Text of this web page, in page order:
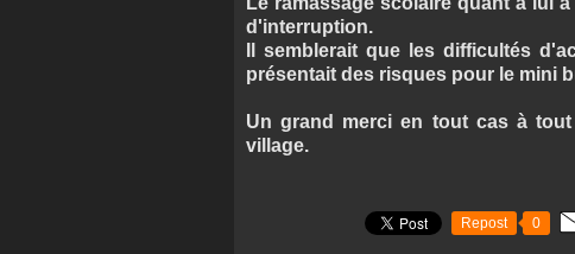
d'interruption.
Il semblerait que les difficultés
présentait des risques pour le mini
Un grand merci en tout cas à
village.
Repost 0